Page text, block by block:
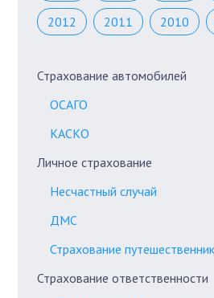
2012 2011 2010
Страхование автомобилей
ОСАГО
КАСКО
Личное страхование
Несчастный случай
ДМС
Страхование
Страхование ответственности